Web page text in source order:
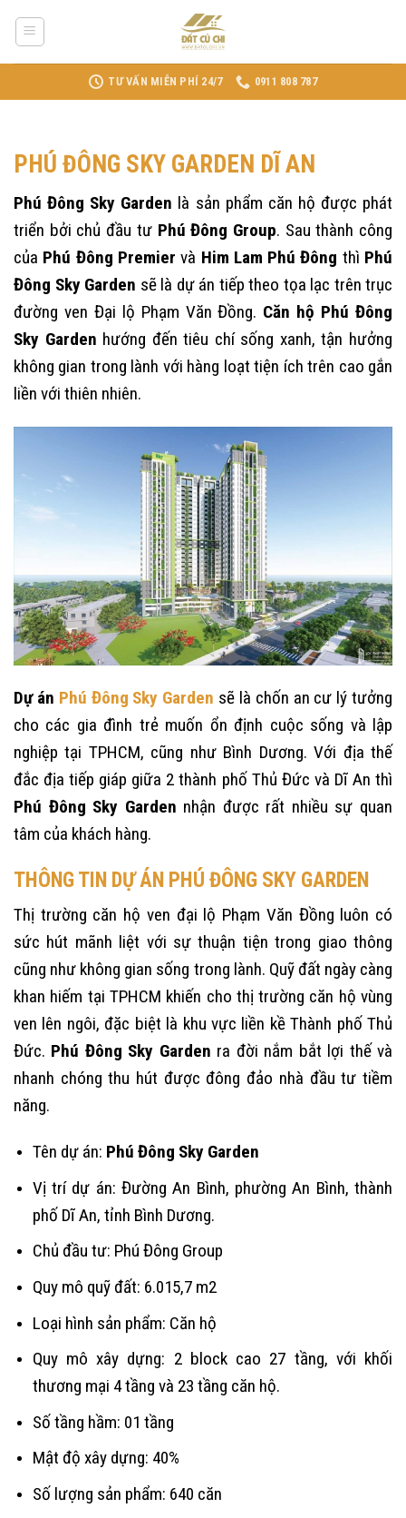
TƯ VẤN MIỄN PHÍ 24/7 0911 808 787
PHÚ ĐÔNG SKY GARDEN DĨ AN
Phú Đông Sky Garden là sản phẩm căn hộ được phát
triển bởi chủ đầu tư Phú Đông Group. Sau thành công
của Phú Đông Premier và Him Lam Phú Đông thì Phú
Đông Sky Garden sẽ là dự án tiếp theo tọa lạc trên trục
đường ven Đại lộ Phạm Văn Đồng. Căn hộ Phú Đông
Sky Garden hướng đến tiêu chí sống xanh, tận hưởng
không gian trong lành với hàng loạt tiện ích trên cao gắn
liền với thiên nhiên.
Dự án Phú Đông Sky Garden sẽ là chốn an cư lý tưởng
cho các gia đình trẻ muốn ổn định cuộc sống và lập
nghiệp tại TPHCM, cũng như Bình Dương. Với địa thế
đắc địa tiếp giáp giữa 2 thành phố Thủ Đức và Dĩ An thì
Phú Đông Sky Garden nhận được rất nhiều sự quan
tâm của khách hàng.
THÔNG TIN DỰ ÁN PHÚ ĐÔNG SKY GARDEN
Thị trường căn hộ ven đại lộ Phạm Văn Đồng luôn có
sức hút mãnh liệt với sự thuận tiện trong giao thông
cũng như không gian sống trong lành. Quỹ đất ngày càng
khan hiếm tại TPHCM khiến cho thị trường căn hộ vùng
ven lên ngôi, đặc biệt là khu vực liền kề Thành phố Thủ
Đức. Phú Đông Sky Garden ra đời nắm bắt lợi thế và
nhanh chóng thu hút được đông đảo nhà đầu tư tiềm
năng.
Tên dự án: Phú Đông Sky Garden
Vị trí dự án: Đường An Bình, phường An Bình, thành
phố Dĩ An, tỉnh Bình Dương.
Chủ đầu tư: Phú Đông Group
Quy mô quỹ đất: 6.015,7 m2
Loại hình sản phẩm: Căn hộ
Quy mô xây dựng: 2 block cao 27 tầng, với khối
thương mại 4 tầng và 23 tầng căn hộ.
Số tầng hầm: 01 tầng
Mật độ xây dựng: 40%
Số lượng sản phẩm: 640 căn